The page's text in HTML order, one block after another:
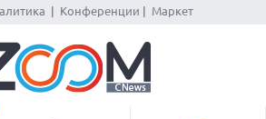
Конференции Маркет